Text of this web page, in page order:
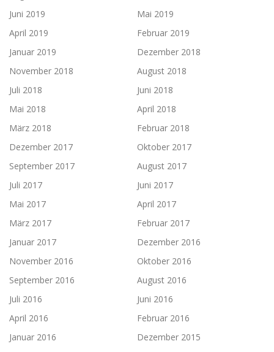
Juni 2019
Mai 2019
April 2019
Februar 2019
Januar 2019
Dezember 2018
November 2018
August 2018
Juli 2018
Juni 2018
Mai 2018
April 2018
März 2018
Februar 2018
Dezember 2017
Oktober 2017
September 2017
August 2017
Juli 2017
Juni 2017
Mai 2017
April 2017
März 2017
Februar 2017
Januar 2017
Dezember 2016
November 2016
Oktober 2016
September 2016
August 2016
Juli 2016
Juni 2016
April 2016
Februar 2016
Januar 2016
Dezember 2015